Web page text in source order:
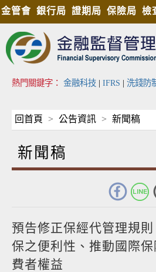
金管會 銀行局 證期局 保險局 檢
熱門關鍵字： 金融科技 | IFRS | 洗錢防
回首頁 公告資訊 新聞稿
新聞稿
預告修正保經代管理規
保之便利性、推動國際
費者權益